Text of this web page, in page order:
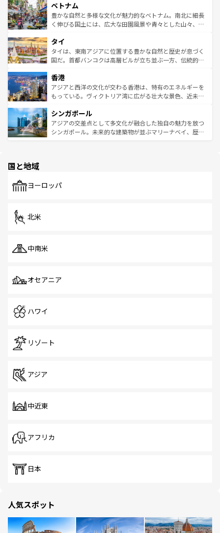
参照してほしい。
容にもいいと評判のスイーツなど、バラエティ豊かな料理
が味わえる。 なお、新着の台湾情報は コンテンツ一覧を参
照してほしい。
き、地方に足を延ばせば四季折々の自然美を楽しむことが
できる。そして、キムチや焼肉、絶品のストリートフード
まで、さまざまな韓国料理が待っている。夜には、韓国な
リティに包まれながら、韓国の多彩な魅力を心ゆくまで味
わってみてほしい。 なお、新着の韓国情報はコンテンツ一
覧を参照してほしい。
ベトナム
豊かな自然と多様な文化が魅力的なベトナム。南北に細長
く伸びる国土には、広大な田園風景や青々とした山々、世
急速な発展と共に伝統が息づく。ハノイの古い町並みやホ
ーチミン市のフランス統治時代の建物も、独特の雰囲気を
醸し出している。また、バラエティの豊かさとおいしさで
とつ。フォーやバインミー、ベトナムコーヒーなどは、ぜ
ひ現地で味わいたい。どの地域を訪れてもあたたかい人々
が旅行者を迎えてくれるので、きっと忘れられない旅にな
参照してほしい。
タイ
タイは、東南アジアに位置する豊かな自然と歴史が息づく
国だ。首都バンコクは高層ビルが立ち並ぶ一方、伝統的な
の活気が交差している。北部ではチェンマイなどの山岳地
帯で自然と触れ合い、南部ではプーケットやクラビの美し
いビーチでリゾート気分を楽しむことができる。タイ料理
激する。気候は一年中温暖で、どの季節にも異なる楽しみ
が待っている。親しみやすいタイの人々、仏教を中心とし
た文化、そして多様な観光資源が、訪れる旅人を魅了し続
香港
アジアと西洋の文化が交わる香港は、特有のエネルギーを
もっている。ヴィクトリア湾に広がる壮大な景色、近未来
み、どこを訪れても感動するはず。観光スポットが密集し
ており、効率よく見どころを回れるのも魅力。息をのむよ
うな絶景から文化的な体験まで、香港を存分に楽しみ尽く
シンガポール
アジアの交差点として多文化が融合した独自の魅力を放つ
シンガポール。未来的な建築物が並ぶマリーナベイ、歴史
で、ホーカーズは地元の風情を楽しめる外せないスポット
国と地域
ヨーロッパ
北米
中南米
オセアニア
ハワイ
リゾート
アジア
中近東
アフリカ
日本
人気スポット